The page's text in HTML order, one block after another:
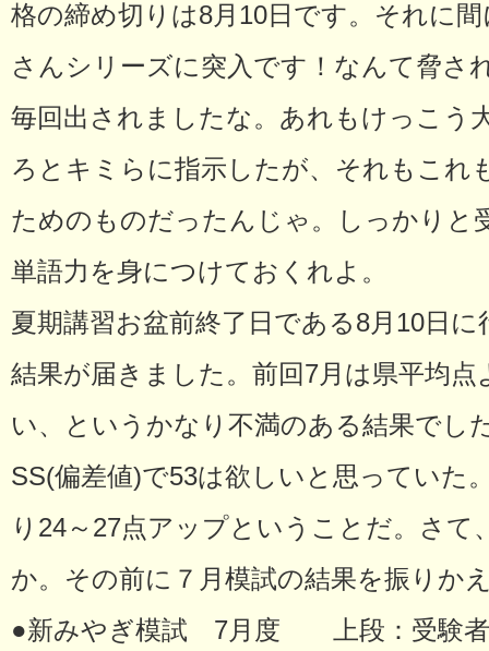
格の締め切りは8月10日です。それに
さんシリーズに突入です！なんて脅さ
毎回出されましたな。あれもけっこう
ろとキミらに指示したが、それもこれ
ためのものだったんじゃ。しっかりと
単語力を身につけておくれよ。
夏期講習お盆前終了日である8月10日
結果が届きました。前回7月は県平均
い、というかなり不満のある結果でし
SS(偏差値)で53は欲しいと思っていた
り24～27点アップということだ。さ
か。その前に７月模試の結果を振りか
●新みやぎ模試 7月度 上段：受験者